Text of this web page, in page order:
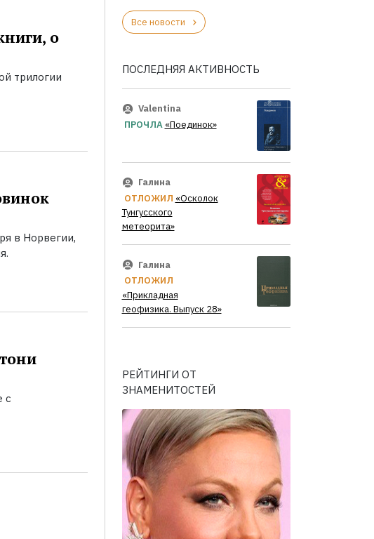
о
трилогии
в Норвегии,
с
Все новости
ПОСЛЕДНЯЯ АКТИВНОСТЬ
Valentina
ПРОЧЛА «Поединок»
Галина
ОТЛОЖИЛ «Осколок
Тунгусского
метеорита»
Галина
ОТЛОЖИЛ
«Прикладная
геофизика. Выпуск 28»
РЕЙТИНГИ ОТ
ЗНАМЕНИТОСТЕЙ